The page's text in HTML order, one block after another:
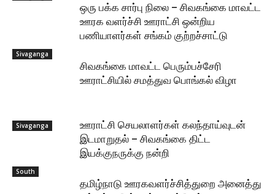
ஒரு பக்க சார்பு நிலை – சிவகங்கை மாவட்ட
ஊரக வளர்ச்சி ஊராட்சி ஒன்றிய
பணியாளர்கள் சங்கம் குற்றச்சாட்டு
Sivaganga
சிவகங்கை மாவட்ட பெரும்பச்சேரி
ஊராட்சியில் சமத்துவ பொங்கல் விழா
Sivaganga
ஊராட்சி செயலாளர்கள் கலந்தாய்வுடன்
இடமாறுதல் – சிவகங்கை திட்ட
இயக்குநருக்கு நன்றி
South
தமிழ்நாடு ஊரகவளர்ச்சித்துறை அனைத்து